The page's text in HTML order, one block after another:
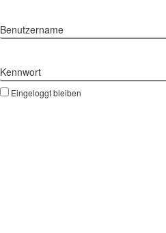
Benutzername
Kennwort
Eingeloggt bleiben